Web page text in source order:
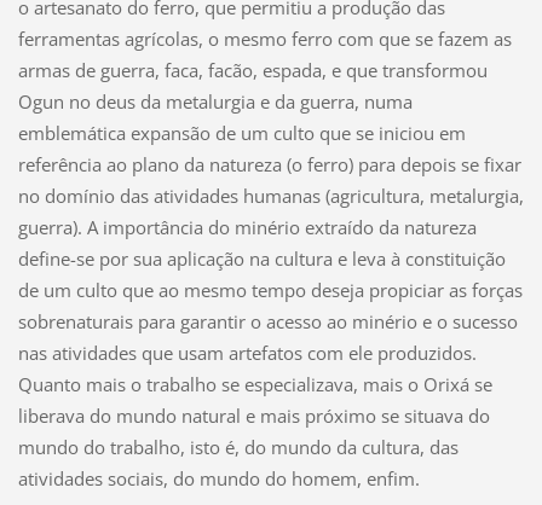
o artesanato do ferro, que permitiu a produção das
ferramentas agrícolas, o mesmo ferro com que se fazem as
armas de guerra, faca, facão, espada, e que transformou
Ogun no deus da metalurgia e da guerra, numa
emblemática expansão de um culto que se iniciou em
referência ao plano da natureza (o ferro) para depois se fixar
no domínio das atividades humanas (agricultura, metalurgia,
guerra). A importância do minério extraído da natureza
define-se por sua aplicação na cultura e leva à constituição
de um culto que ao mesmo tempo deseja propiciar as forças
sobrenaturais para garantir o acesso ao minério e o sucesso
nas atividades que usam artefatos com ele produzidos.
Quanto mais o trabalho se especializava, mais o Orixá se
liberava do mundo natural e mais próximo se situava do
mundo do trabalho, isto é, do mundo da cultura, das
atividades sociais, do mundo do homem, enfim.